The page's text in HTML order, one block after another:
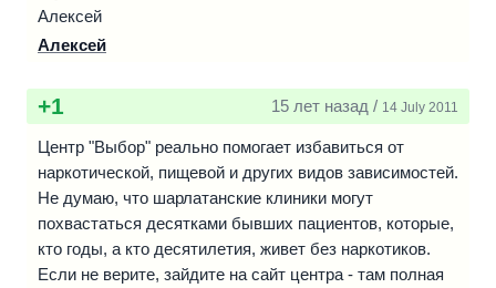
Алексей
Алексей
+1 15 лет назад / 14 July 2011
Центр "Выбор" реально помогает избавиться от
наркотической, пищевой и других видов зависимостей.
Не думаю, что шарлатанские клиники могут
похвастаться десятками бывших пациентов, которые,
кто годы, а кто десятилетия, живет без наркотиков.
Если не верите, зайдите на сайт центра - там полная